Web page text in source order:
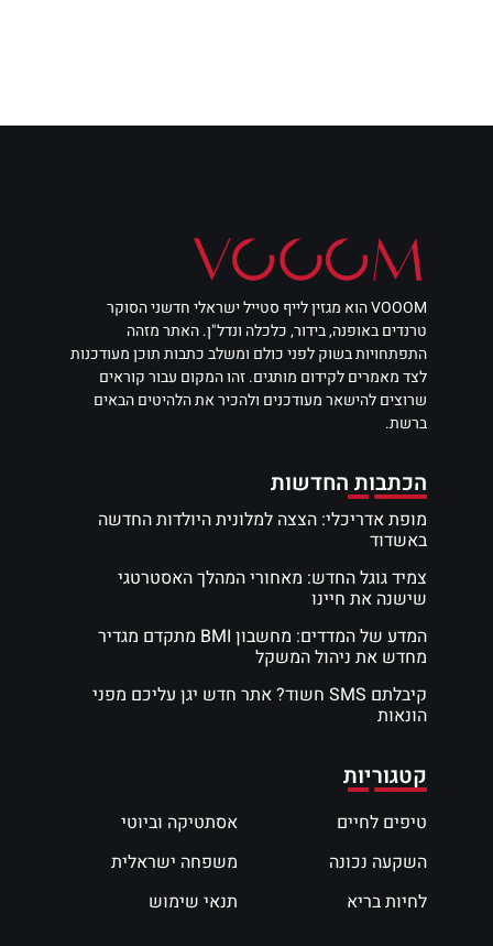
VOOOM הוא מגזין לייף סטייל ישראלי חדשני הסוקר
טרנדים באופנה, בידור, כלכלה ונדל"ן. האתר מזהה
התפתחויות בשוק לפני כולם ומשלב כתבות תוכן מעודכנות
לצד מאמרים לקידום מותגים. זהו המקום עבור קוראים
שרוצים להישאר מעודכנים ולהכיר את הלהיטים הבאים
ברשת.
הכתבות החדשות
מופת אדריכלי: הצצה למלונית היולדות החדשה
באשדוד
צמיד גוגל החדש: מאחורי המהלך האסטרטגי
שישנה את חיינו
המדע של המדדים: מחשבון BMI מתקדם מגדיר
מחדש את ניהול המשקל
קיבלתם SMS חשוד? אתר חדש יגן עליכם מפני
הונאות
קטגוריות
טיפים לחיים
השקעה נכונה
לחיות בריא
אסתטיקה וביוטי
משפחה ישראלית
תנאי שימוש